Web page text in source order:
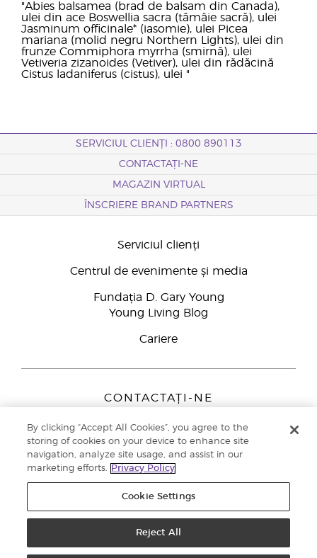
"Abies balsamea (brad de balsam din Canada),
ulei din ace Boswellia sacra (tămâie sacră), ulei
Jasminum officinale* (iasomie), ulei Picea
mariana (molid negru Northern Lights), ulei din
frunze Commiphora myrrha (smirnă), ulei
Vetiveria zizanoides (Vetiver), ulei din rădăcină
Cistus ladaniferus (cistus), ulei "
SERVICIUL CLIENȚI : 0800 890113
CONTACTAȚI-NE
MAGAZIN VIRTUAL
ÎNSCRIERE BRAND PARTNERS
Serviciul clienți
Centrul de evenimente și media
Fundația D. Gary Young
Young Living Blog
Cariere
CONTACTAȚI-NE
Peizerweg 97
9727 AJ Groningen
Netherlands
Înscriere Brand Partners0800 890113
Politica de confidențialitate
By clicking “Accept All Cookies”, you agree to the
storing of cookies on your device to enhance site
navigation, analyze site usage, and assist in our
marketing efforts.
Privacy Policy
Cookie Settings
Reject All